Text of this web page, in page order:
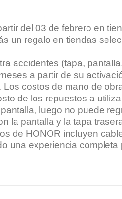
del 03 de febrero en
un regalo en tiendas
accidentes (tapa,
a partir de su
costos de mano de
de los repuestos a
luego no puede
la pantalla y la tapa
de HONOR incluyen
una experiencia completa